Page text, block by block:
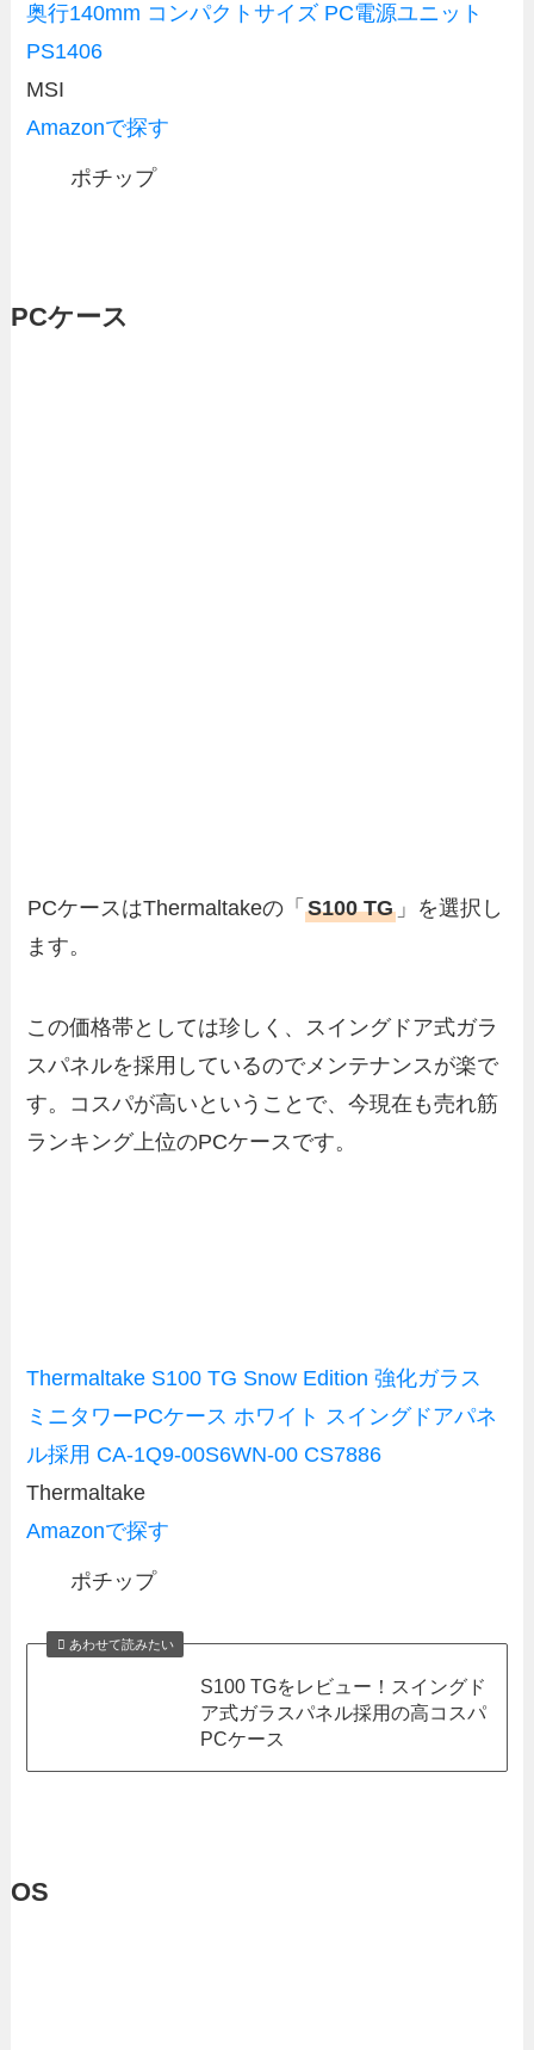
奥行140mm コンパクトサイズ PC電源ユニット
PS1406
MSI
Amazonで探す
ポチップ
PCケース
PCケースはThermaltakeの「S100 TG 」を選択し
ます。
この価格帯としては珍しく、スイングドア式ガラ
スパネルを採用しているのでメンテナンスが楽で
す。コスパが高いということで、今現在も売れ筋
ランキング上位のPCケースです。
Thermaltake S100 TG Snow Edition 強化ガラス
ミニタワーPCケース ホワイト スイングドアパネ
ル採用 CA-1Q9-00S6WN-00 CS7886
Thermaltake
Amazonで探す
ポチップ
あわせて読みたい
S100 TGをレビュー！スイングド
ア式ガラスパネル採用の高コスパ
PCケース
OS